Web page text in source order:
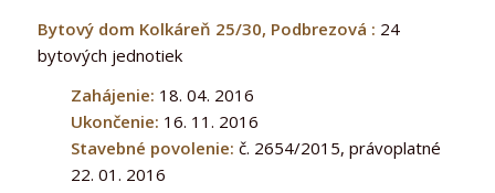
Bytový dom Kolkáreň 25/30, Podbrezová : 24
bytových jednotiek
Zahájenie: 18. 04. 2016
Ukončenie: 16. 11. 2016
Stavebné povolenie: č. 2654/2015, právoplatné
22. 01. 2016